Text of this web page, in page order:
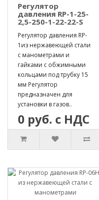
Регулятор
давления RP-1-25-
2,5-250-1-22-22-S
Регулятор давления RP-
1из нержавеющей стали
с манометрами и
гайками с обжимными
кольцами под трубку 15
мм Регулятор
предназначен для
установки в газов..
0 руб. с НДС